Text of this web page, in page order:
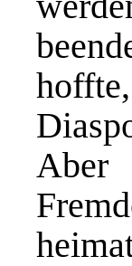
Aber